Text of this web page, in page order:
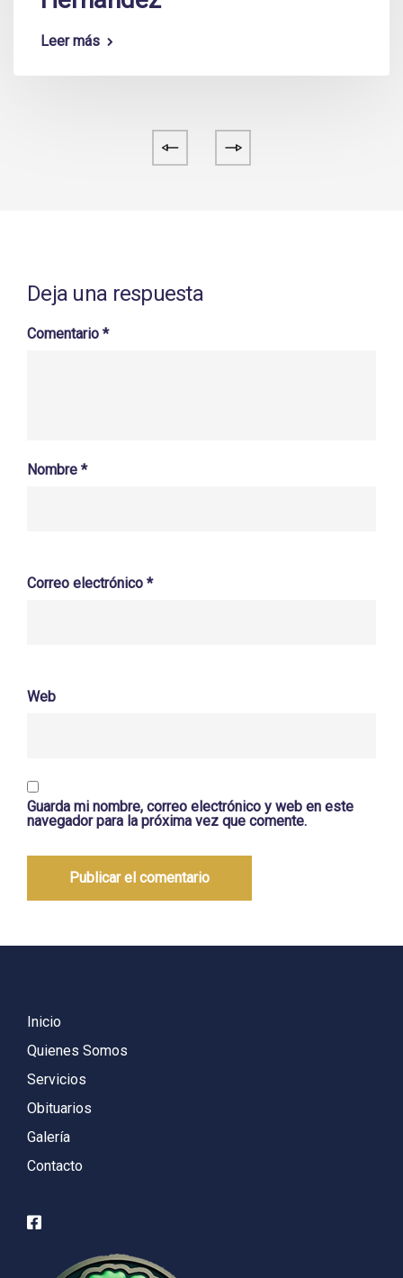
Leer más
Deja una respuesta
Comentario *
Nombre *
Correo electrónico *
Web
Guarda mi nombre, correo electrónico y web en este
navegador para la próxima vez que comente.
Inicio
Quienes Somos
Servicios
Obituarios
Galería
Contacto